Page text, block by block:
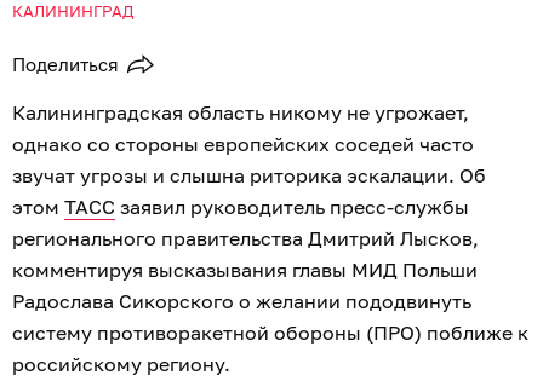
КАЛИНИНГРАД
Поделиться
Калининградская область никому не угрожает,
однако со стороны европейских соседей часто
звучат угрозы и слышна риторика эскалации. Об
этом ТАСС заявил руководитель пресс-службы
регионального правительства Дмитрий Лысков,
комментируя высказывания главы МИД Польши
Радослава Сикорского о желании пододвинуть
систему противоракетной обороны (ПРО) поближе к
российскому региону.